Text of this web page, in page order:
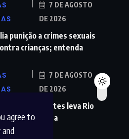
agree to
and
7 DE AGOSTO
DE 2026
punição a crimes sexuais
crianças; entenda
7 DE AGOSTO
DE 2026
de ventos fortes leva Rio
aulas nesta